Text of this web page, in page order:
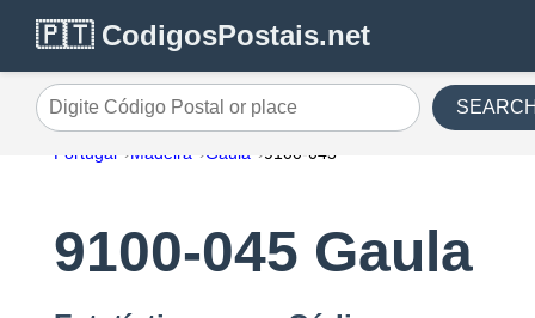
🇵🇹 CodigosPostais.net
Digite Código Postal or place
Portugal Madeira Gaula 9100-045
9100-045 Gaula